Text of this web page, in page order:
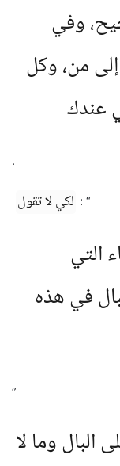
وفي
من، وكل
عندك
.
لكي لا تقول : “
التي
في هذه
”
وما لا